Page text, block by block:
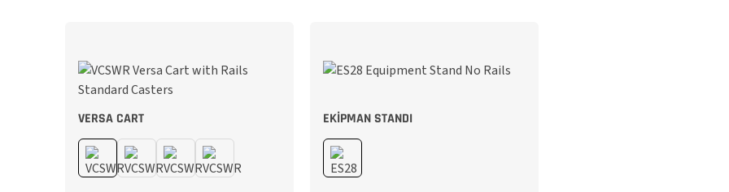
VERSA CART EKIPMAN STANDI